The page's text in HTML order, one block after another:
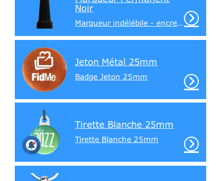
Noir
Marqueur indélébile - encre noire
Jeton Métal 25mm
Badge Jeton 25mm
Tirette Blanche 25mm
Tirette Blanche 25mm